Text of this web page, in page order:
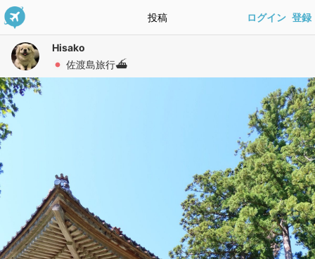
投稿 ログイン 登録
Hisako
佐渡島旅行⛴️